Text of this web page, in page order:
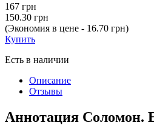
167 грн
150.30 грн
(Экономия в цене - 16.70 грн)
Купить
Есть в наличии
Описание
Отзывы
Аннотация Соломон.